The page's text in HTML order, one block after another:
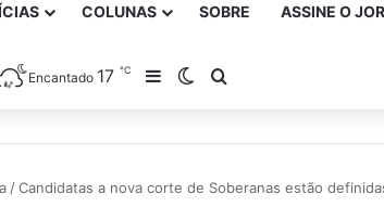
COLUNAS SOBRE ASSINE O
Encantado 17℃ Barra Lateral
Switch skin
/ Candidatas a nova corte de Soberanas estão